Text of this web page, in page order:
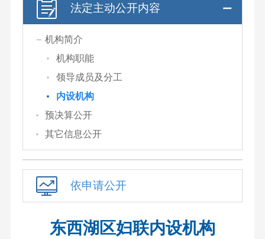
法定主动公开内容
机构简介
机构职能
领导成员及分工
内设机构
预决算公开
其它信息公开
依申请公开
东西湖区妇联内设机构